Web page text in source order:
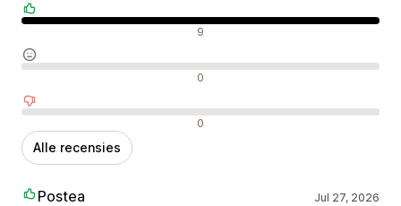
Positieve recensies 9
Neutrale recensies 0
Negatieve recensies 0
Alle recensies
Postea Jul 27, 2026